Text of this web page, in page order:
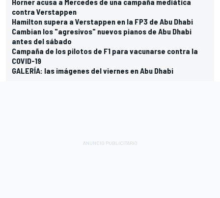
contra Verstappen
Hamilton supera a Verstappen en la FP3 de Abu Dhabi
Cambian los "agresivos" nuevos pianos de Abu Dhabi
antes del sábado
Campaña de los pilotos de F1 para vacunarse contra la
COVID-19
GALERÍA: las imágenes del viernes en Abu Dhabi